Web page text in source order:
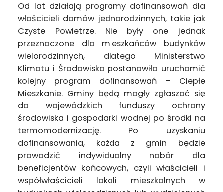
Od lat działają programy dofinansowań dla
właścicieli domów jednorodzinnych, takie jak
Czyste Powietrze. Nie były one jednak
przeznaczone dla mieszkańców budynków
wielorodzinnych, dlatego Ministerstwo
Klimatu i Środowiska postanowiło uruchomić
kolejny program dofinansowań – Ciepłe
Mieszkanie. Gminy będą mogły zgłaszać się
do wojewódzkich funduszy ochrony
środowiska i gospodarki wodnej po środki na
termomodernizację. Po uzyskaniu
dofinansowania, każda z gmin będzie
prowadzić indywidualny nabór dla
beneficjentów końcowych, czyli właścicieli i
współwłaścicieli lokali mieszkalnych w